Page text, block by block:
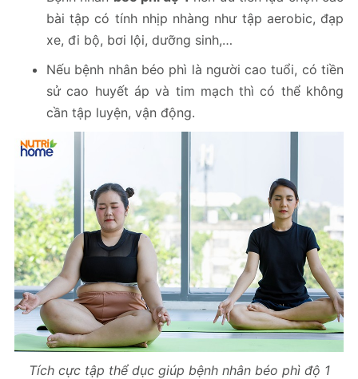
bài tập có tính nhịp nhàng như tập aerobic, đạp
xe, đi bộ, bơi lội, dưỡng sinh,…
Nếu bệnh nhân béo phì là người cao tuổi, có tiền
sử cao huyết áp và tim mạch thì có thể không
cần tập luyện, vận động.
Tích cực tập thể dục giúp bệnh nhân béo phì độ 1